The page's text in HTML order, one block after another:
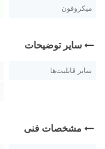
میکروفون
سایر توضیحات
سایر قابلیت‌ها
مشخصات فنی